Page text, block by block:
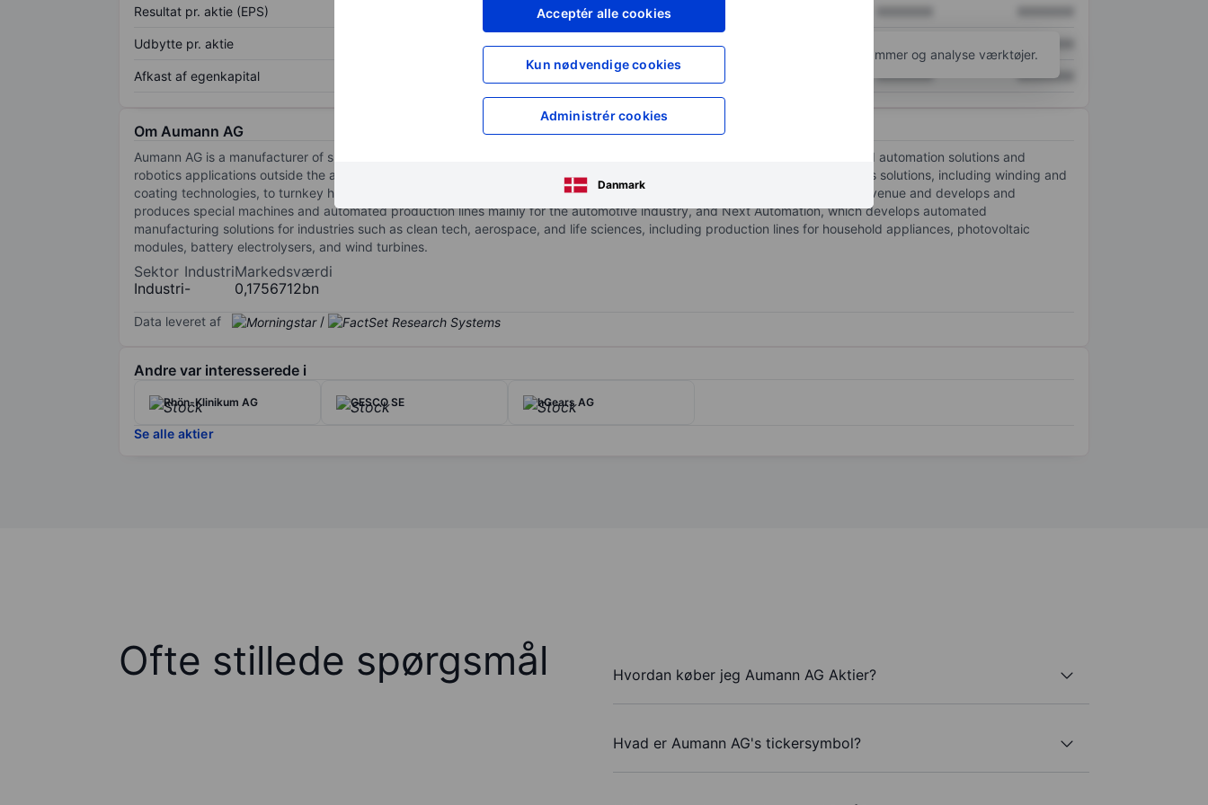
Acceptér alle cookies
Kun nødvendige cookies
Administrér cookies
Danmark
Resultat pr. aktie (EPS) XXXXXXX
Udbytte pr. aktie XXXXXXX
Afkast af egenkapital XXXXXXX XXXXXXX XXXXXXX
for at få adgang til flere diagrammer og analyse værktøjer.
Om Aumann AG
Aumann AG is a manufacturer of special-purpose machinery and automated production lines, focusing on electric mobility and automation solutions and
robotics applications outside the automotive industry. It offers production solutions from modular production cells and process solutions, including winding and
coating technologies, to turnkey high-volume production systems. Its segments are: E-mobility, which generates maximum revenue and develops and
produces special machines and automated production lines mainly for the automotive industry, and Next Automation, which develops automated
manufacturing solutions for industries such as clean tech, aerospace, and life sciences, including production lines for household appliances, photovoltaic
modules, battery electrolysers, and wind turbines.
Sektor
Industri
Industri
-
Markedsværdi
0,1756712bn
Data leveret af /
Andre var interesserede i
Rhön-Klinikum AG GESCO SE hGears AG
Se alle aktier
Ofte stillede spørgsmål Hvordan køber jeg Aumann AG Aktier?
Hvad er Aumann AG's tickersymbol?